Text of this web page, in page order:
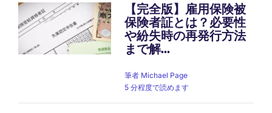
【完全版】雇用保険被
保険者証とは？必要性
や紛失時の再発行方法
まで解...
筆者 Michael Page
5 分程度で読めます